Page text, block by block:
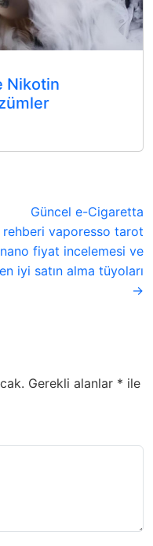
Nikotin
Güncel e-Cigaretta
rehberi vaporesso tarot
nano fiyat incelemesi ve
en iyi satın alma tüyoları
→
Gerekli alanlar * ile